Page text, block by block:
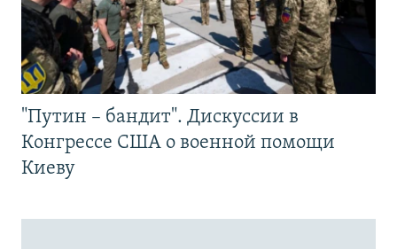
"Путин – бандит". Дискуссии в
Конгрессе США о военной помощи
Киеву